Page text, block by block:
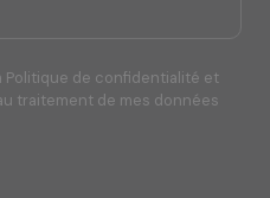
Politique de confidentialité et
traitement de mes données